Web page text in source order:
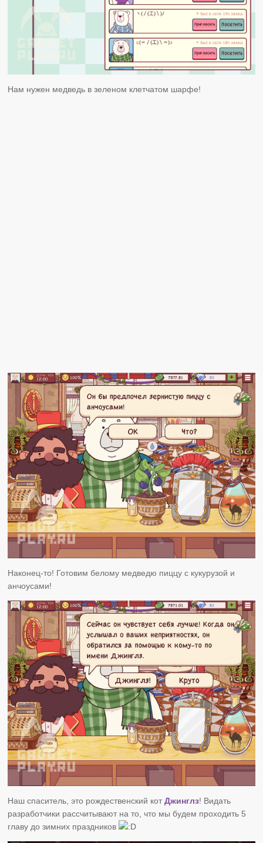
Нам нужен медведь в зеленом клетчатом шарфе!
Наконец-то! Готовим белому медведю пиццу с кукурузой и
анчоусами!
Наш спаситель, это рождественский котДжинглз! Видать
разработчики рассчитывают на то, что мы будем проходить 5
главу до зимних праздников